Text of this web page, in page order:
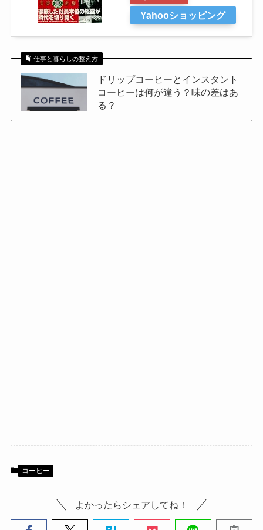
Yahooショッピング
仕事と暮らしの整え方
ドリップコーヒーとインスタント
コーヒーは何が違う？味の差はあ
る？
コーヒー
よかったらシェアしてね！